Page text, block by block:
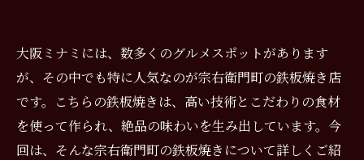
大阪ミナミには、数多くのグルメスポットがあります
が、その中でも特に人気なのが宗右衛門町の鉄板焼き店
です。こちらの鉄板焼きは、高い技術とこだわりの食材
を使って作られ、絶品の味わいを生み出しています。今
回は、そんな宗右衛門町の鉄板焼きについて詳しくご紹